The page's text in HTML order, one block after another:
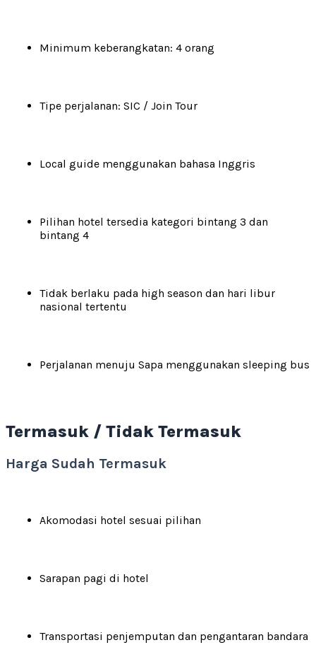
Minimum keberangkatan: 4 orang
Tipe perjalanan: SIC / Join Tour
Local guide menggunakan bahasa Inggris
Pilihan hotel tersedia kategori bintang 3 dan
bintang 4
Tidak berlaku pada high season dan hari libur
nasional tertentu
Perjalanan menuju Sapa menggunakan sleeping bus
Termasuk / Tidak Termasuk
Harga Sudah Termasuk
Akomodasi hotel sesuai pilihan
Sarapan pagi di hotel
Transportasi penjemputan dan pengantaran bandara